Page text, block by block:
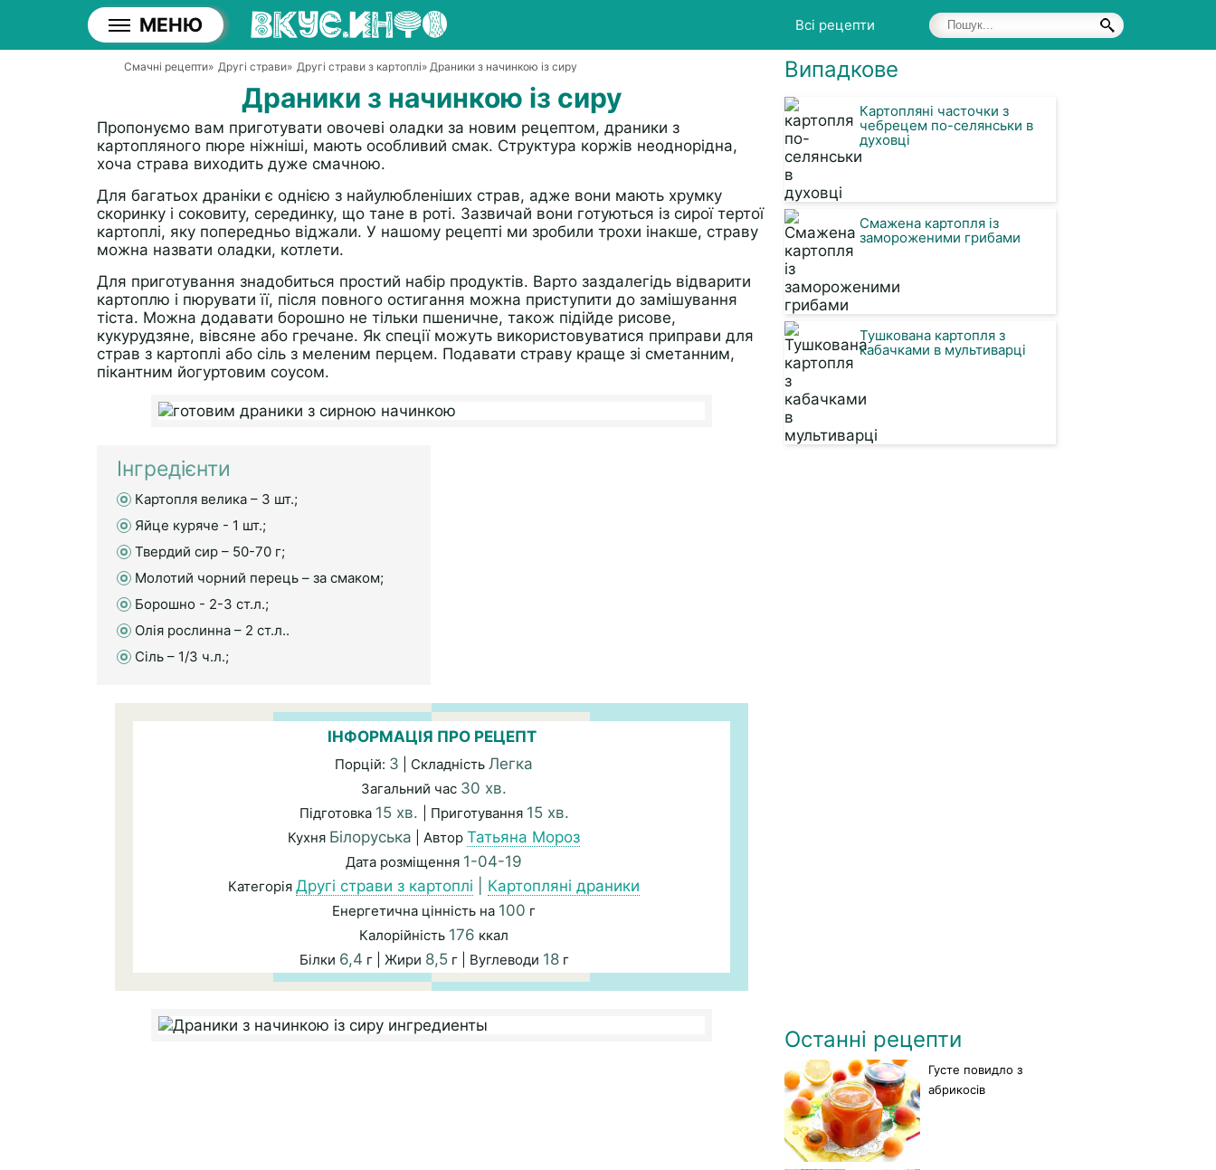
МЕНЮ Всі рецепти
Смачні рецепти» Другі страви» Другі страви з картоплі» Драники з начинкою із сиру
Драники з начинкою із сиру
Пропонуємо вам приготувати овочеві оладки за новим рецептом, драники з
картопляного пюре ніжніші, мають особливий смак. Структура коржів неоднорідна,
хоча страва виходить дуже смачною.
Для багатьох драніки є однією з найулюбленіших страв, адже вони мають хрумку
скоринку і соковиту, серединку, що тане в роті. Зазвичай вони готуються із сирої тертої
картоплі, яку попередньо віджали. У нашому рецепті ми зробили трохи інакше, страву
можна назвати оладки, котлети.
Для приготування знадобиться простий набір продуктів. Варто заздалегідь відварити
картоплю і пюрувати її, після повного остигання можна приступити до замішування
тіста. Можна додавати борошно не тільки пшеничне, також підійде рисове,
кукурудзяне, вівсяне або гречане. Як спеції можуть використовуватися приправи для
страв з картоплі або сіль з меленим перцем. Подавати страву краще зі сметанним,
пікантним йогуртовим соусом.
Інгредієнти
Картопля велика – 3 шт.;
Яйце куряче - 1 шт.;
Твердий сир – 50-70 г;
Молотий чорний перець – за смаком;
Борошно - 2-3 ст.л.;
Олія рослинна – 2 ст.л..
Сіль – 1/3 ч.л.;
ІНФОРМАЦІЯ ПРО РЕЦЕПТ
Порцій: 3 | Складність Легка
Загальний час 30 хв.
Підготовка 15 хв. | Приготування 15 хв.
Кухня Білоруська | Автор Татьяна Мороз
Дата розміщення 1-04-19
Категорія Другі страви з картоплі Картопляні драники
Енергетична цінність на 100 г
Калорійність 176 ккал
Білки 6,4 г | Жири 8,5г | Вуглеводи 18г
Випадкове
Картопляні часточки з
чебрецем по-селянськи в
духовці
Смажена картопля із
замороженими грибами
Тушкована картопля з
кабачками в мультиварці
Останні рецепти
Густе повидло з
абрикосів